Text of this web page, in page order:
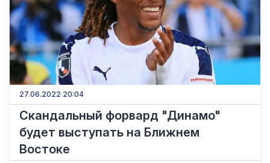
27.06.2022 20:04
Скандальный форвард "Динамо"
будет выступать на Ближнем
Востоке